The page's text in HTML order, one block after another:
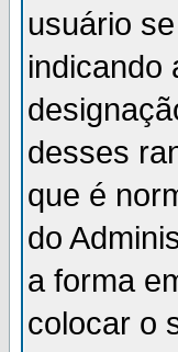
usuário
indicando
desses
que é
do
a forma
colocar o